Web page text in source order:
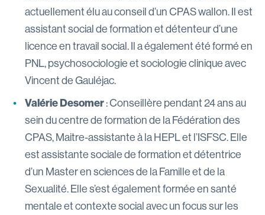
actuellement élu au conseil d’un CPAS wallon. Il est
assistant social de formation et détenteur d’une
licence en travail social. Il a également été formé en
PNL, psychosociologie et sociologie clinique avec
Vincent de Gauléjac.
Valérie Desomer: Conseillère pendant 24 ans au
sein du centre de formation de la Fédération des
CPAS, Maitre-assistante à la HEPL et l’ISFSC. Elle
est assistante sociale de formation et détentrice
d’un Master en sciences de la Famille et de la
Sexualité. Elle s’est également formée en santé
mentale et contexte social avec un focus sur les